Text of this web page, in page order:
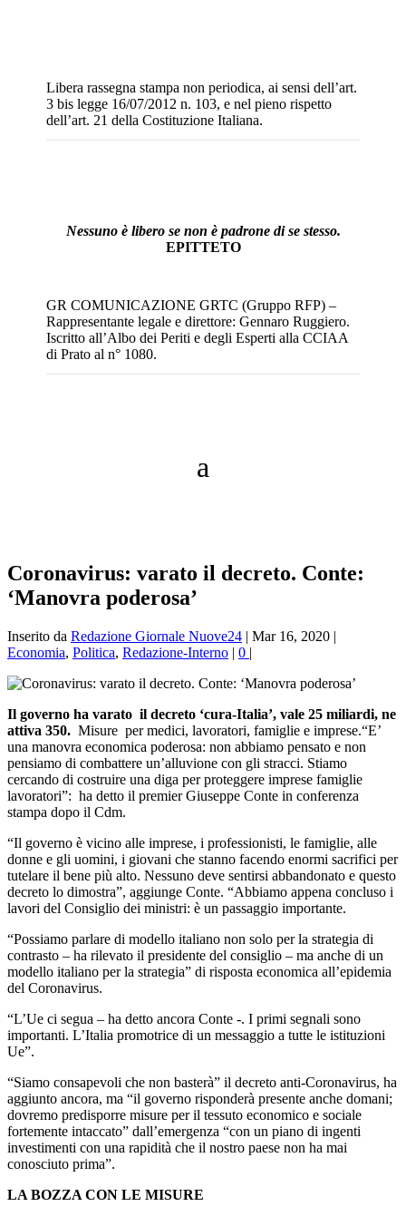
Libera rassegna stampa non periodica, ai sensi dell’art.
3 bis legge 16/07/2012 n. 103, e nel pieno rispetto
dell’art. 21 della Costituzione Italiana.
Nessuno è libero se non è padrone di se stesso.
EPITTETO
GR COMUNICAZIONE GRTC (Gruppo RFP) –
Rappresentante legale e direttore: Gennaro Ruggiero.
Iscritto all’Albo dei Periti e degli Esperti alla CCIAA
di Prato al n° 1080.
Coronavirus: varato il decreto. Conte:
‘Manovra poderosa’
Inserito da Redazione Giornale Nuove24 | Mar 16, 2020 |
Economia, Politica, Redazione-Interno | 0 |
Il governo ha varato il decreto ‘cura-Italia’, vale 25 miliardi, ne
attiva 350. Misure per medici, lavoratori, famiglie e imprese.“E’
una manovra economica poderosa: non abbiamo pensato e non
pensiamo di combattere un’alluvione con gli stracci. Stiamo
cercando di costruire una diga per proteggere imprese famiglie
lavoratori”: ha detto il premier Giuseppe Conte in conferenza
stampa dopo il Cdm.
“Il governo è vicino alle imprese, i professionisti, le famiglie, alle
donne e gli uomini, i giovani che stanno facendo enormi sacrifici per
tutelare il bene più alto. Nessuno deve sentirsi abbandonato e questo
decreto lo dimostra”, aggiunge Conte. “Abbiamo appena concluso i
lavori del Consiglio dei ministri: è un passaggio importante.
“Possiamo parlare di modello italiano non solo per la strategia di
contrasto – ha rilevato il presidente del consiglio – ma anche di un
modello italiano per la strategia” di risposta economica all’epidemia
del Coronavirus.
“L’Ue ci segua – ha detto ancora Conte -. I primi segnali sono
importanti. L’Italia promotrice di un messaggio a tutte le istituzioni
Ue”.
“Siamo consapevoli che non basterà” il decreto anti-Coronavirus, ha
aggiunto ancora, ma “il governo risponderà presente anche domani;
dovremo predisporre misure per il tessuto economico e sociale
fortemente intaccato” dall’emergenza “con un piano di ingenti
investimenti con una rapidità che il nostro paese non ha mai
conosciuto prima”.
LA BOZZA CON LE MISURE